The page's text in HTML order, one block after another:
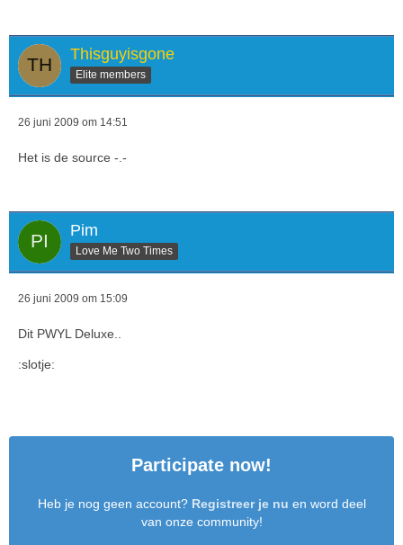
Thisguyisgone
Elite members
26 juni 2009 om 14:51
Het is de source -.-
Pim
Love Me Two Times
26 juni 2009 om 15:09
Dit PWYL Deluxe..
:slotje:
Participate now!
Heb je nog geen account? Registreer je nu en word deel
van onze community!